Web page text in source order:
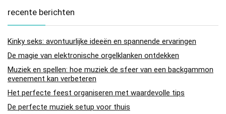
recente berichten
Kinky seks: avontuurlijke ideeën en spannende ervaringen
De magie van elektronische orgelklanken ontdekken
Muziek en spellen: hoe muziek de sfeer van een backgammon
evenement kan verbeteren
Het perfecte feest organiseren met waardevolle tips
De perfecte muziek setup voor thuis